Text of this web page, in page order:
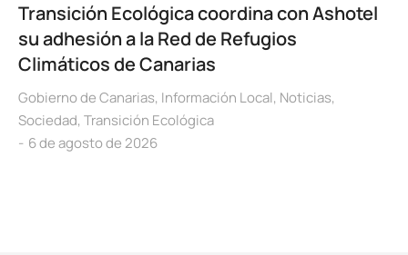
Transición Ecológica coordina con Ashotel
su adhesión a la Red de Refugios
Climáticos de Canarias
Gobierno de Canarias, Información Local, Noticias,
Sociedad, Transición Ecológica
6 de agosto de 2026